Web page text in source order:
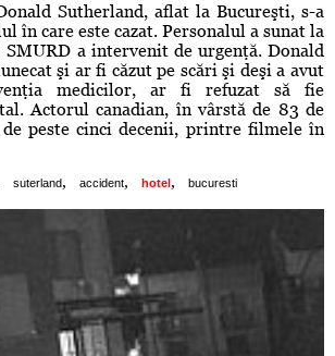
Sutherland, aflat la Bucureşti, s-a
în care este cazat. Personalul a sunat la
SMURD a intervenit de urgenţă. Donald
şi ar fi căzut pe scări şi deşi a avut
medicilor, ar fi refuzat să fie
Actorul canadian, în vârstă de 83 de
peste cinci decenii, printre filmele în
suterland, accident, hotel , bucuresti